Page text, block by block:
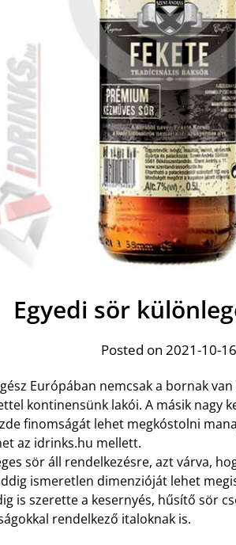
Egyedi sör
Posted on 2021-10-16
Európában nemcsak a bornak
kontinensünk lakói. A másik nagy
finomságát lehet megkóstolni
az idrinks.hu mellett.
sör áll rendelkezésre, azt várva,
ismeretlen dimenzióját lehet
is szerette a kesernyés, hűsítő sör
rendelkező italoknak is.